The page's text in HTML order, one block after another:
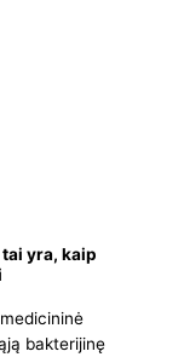
yra, kaip
bakterijinę